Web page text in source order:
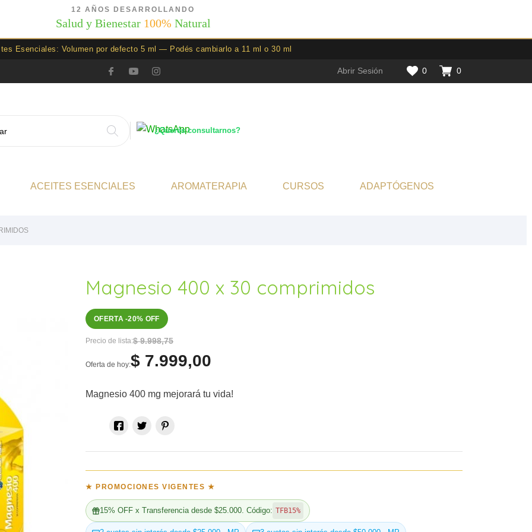
12 AÑOS DESARROLLANDO
Salud y Bienestar 100% Natural
Esenciales: Volumen por defecto 5 ml — Podés cambiarlo a 11 ml o 30 ml
Abrir Sesión 0 0
¿Querés consultarnos?
ACEITES ESENCIALES AROMATERAPIA CURSOS ADAPTÓGENOS
Magnesio 400 x 30 comprimidos
OFERTA -20% OFF
Precio de lista:$ 9.998,75
Oferta de hoy:$ 7.999,00
Magnesio 400 mg mejorará tu vida!
★ PROMOCIONES VIGENTES ★
15% OFF x Transferencia desde $25.000. Código: TFB15%